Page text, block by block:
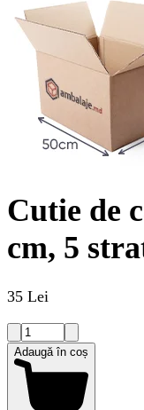
Cutie de
cm, 5
35 Lei
Adaugă în coș